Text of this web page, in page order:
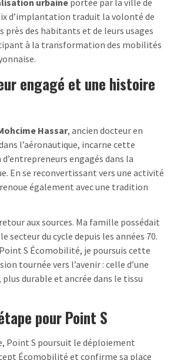
d’implantation traduit la volonté de
près des habitants et de leurs usages
à la transformation des mobilités
engagé et une histoire
Hassar, ancien docteur en
l’aéronautique, incarne cette
engagés dans la
En se reconvertissant vers une activité
également avec une tradition
aux sources. Ma famille possédait
secteur du cycle depuis les années 70.
S Écomobilité, je poursuis cette
tournée vers l’avenir : celle d’une
durable et ancrée dans le tissu
pour Point S
Point S poursuit le déploiement
Écomobilité et confirme sa place